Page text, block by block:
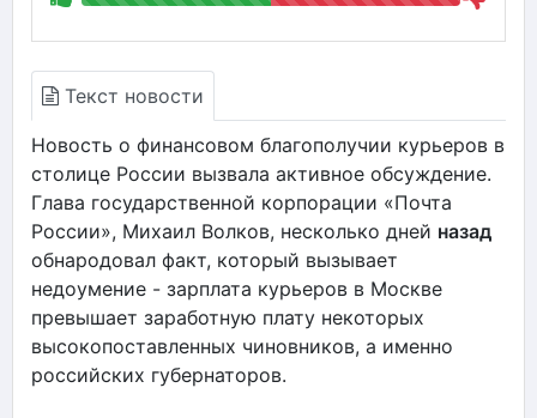
Текст новости
Новость о финансовом благополучии курьеров в
столице России вызвала активное обсуждение.
Глава государственной корпорации «Почта
России», Михаил Волков, несколько дней назад
обнародовал факт, который вызывает
недоумение - зарплата курьеров в Москве
превышает заработную плату некоторых
высокопоставленных чиновников, а именно
российских губернаторов.